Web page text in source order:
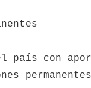
país con
permanentes